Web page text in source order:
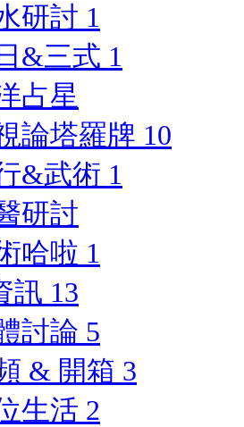
研討 1
&三式 1
占星
論塔羅牌 10
&武術 1
研討
哈啦 1
訊 13
討論 5
& 開箱 3
生活 2